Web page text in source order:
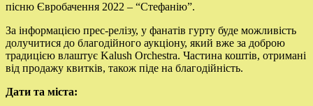
пісню Євробачення 2022 – “Стефанію”.
За інформацією прес-релізу, у фанатів гурту буде можливість
долучитися до благодійного аукціону, який вже за доброю
традицією влаштує Kalush Orchestra. Частина коштів, отримані
від продажу квитків, також піде на благодійність.
Дати та міста: